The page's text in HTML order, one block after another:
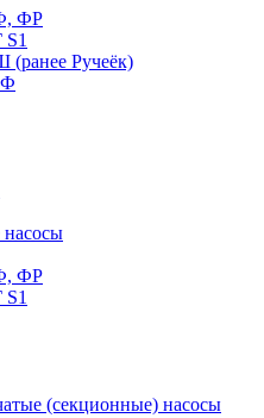
ФР
Ручеёк)
ФР
(секционные) насосы